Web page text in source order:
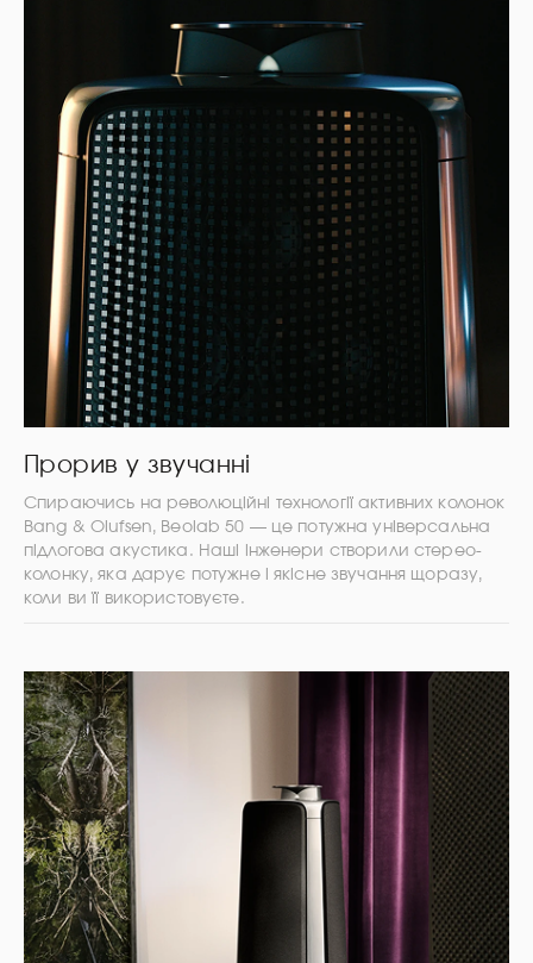
Прорив у звучанні
Спираючись на революційні технології активних колонок
Bang & Olufsen, Beolab 50 — це потужна універсальна
підлогова акустика. Наші інженери створили стерео-
колонку, яка дарує потужне і якісне звучання щоразу,
коли ви її використовуєте.